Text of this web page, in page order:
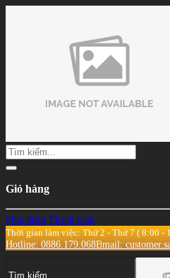
Giỏ hàng
Mua thêm Thanh toán
Thời gian làm việc: Thứ 2 - Thứ 7 ( 8:00 -
Hotline: 0886.179.068Email: